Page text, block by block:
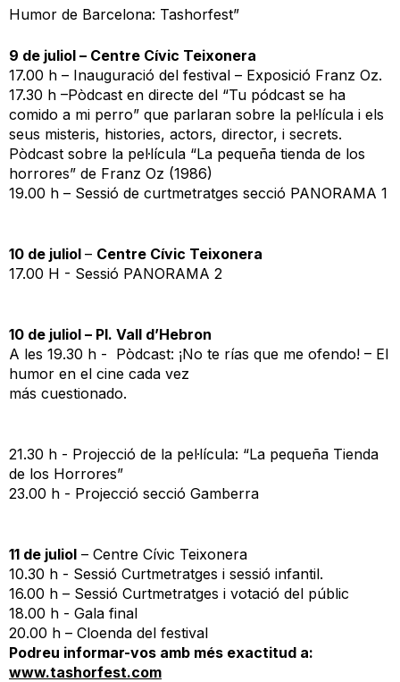
Humor de Barcelona: Tashorfest”
9 de juliol – Centre Cívic Teixonera
17.00 h – Inauguració del festival – Exposició Franz Oz.
17.30 h –Pòdcast en directe del “Tu pódcast se ha
comido a mi perro” que parlaran sobre la pel·lícula i els
seus misteris, histories, actors, director, i secrets.
Pòdcast sobre la pel·lícula “La pequeña tienda de los
horrores” de Franz Oz (1986)
19.00 h – Sessió de curtmetratges secció PANORAMA 1
10 de juliol – Centre Cívic Teixonera
17.00 H - Sessió PANORAMA 2
10 de juliol – Pl. Vall d’Hebron
A les 19.30 h - Pòdcast: ¡No te rías que me ofendo! – El
humor en el cine cada vez
más cuestionado.
21.30 h - Projecció de la pel·lícula: “La pequeña Tienda
de los Horrores”
23.00 h - Projecció secció Gamberra
11 de juliol – Centre Cívic Teixonera
10.30 h - Sessió Curtmetratges i sessió infantil.
16.00 h – Sessió Curtmetratges i votació del públic
18.00 h - Gala final
20.00 h – Cloenda del festival
Podreu informar-vos amb més exactitud a:
www.tashorfest.com